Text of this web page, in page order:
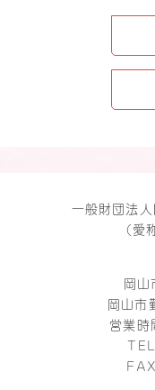
一般財団法
（愛
岡
岡山市
営業